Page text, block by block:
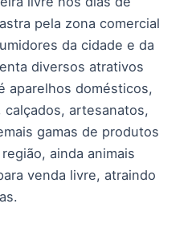
pela zona comercial
da cidade e da
diversos atrativos
aparelhos domésticos,
artesanatos,
gamas de produtos
ainda animais
venda livre, atraindo